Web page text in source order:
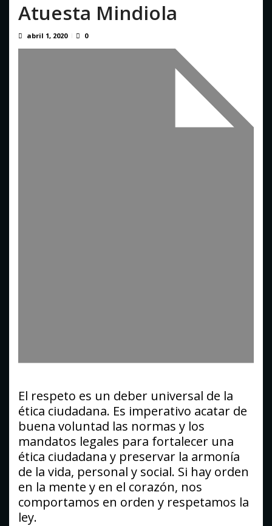
Crisis migratoria en Ceuta deja 141 fallecidos, según ONG
agosto 5, 2026
Atuesta Mindiola
abril 1, 2020 0
El respeto es un deber universal de la
ética ciudadana. Es imperativo acatar de
buena voluntad las normas y los
mandatos legales para fortalecer una
ética ciudadana y preservar la armonía
de la vida, personal y social. Si hay orden
en la mente y en el corazón, nos
comportamos en orden y respetamos la
ley.